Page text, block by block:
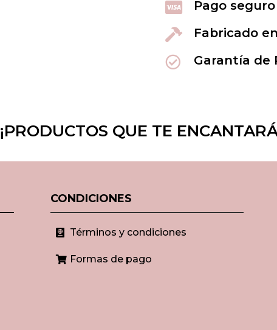
 Pago seguro
 Fabricado
 Garantía de
¡PRODUCTOS QUE TE
CONDICIONES
 Términos y condiciones
 Formas de pago